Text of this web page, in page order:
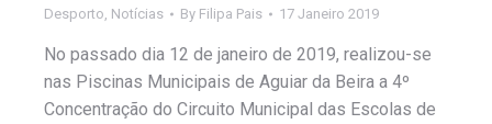
Desporto, Notícias By Filipa Pais 17 Janeiro 2019
No passado dia 12 de janeiro de 2019, realizou-se
nas Piscinas Municipais de Aguiar da Beira a 4º
Concentração do Circuito Municipal das Escolas de